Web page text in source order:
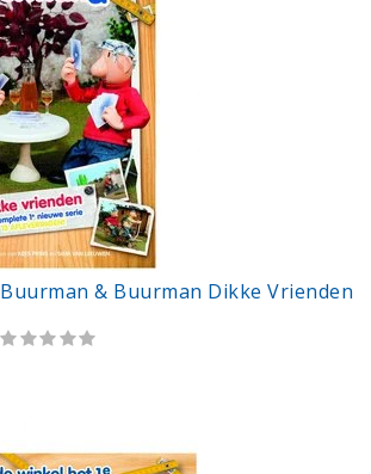
Buurman & Buurman Dikke Vrienden